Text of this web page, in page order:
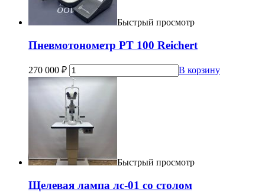
Быстрый просмотр
Пневмотонометр PT 100 Reichert
270 000 ₽ В корзину
Быстрый просмотр
Щелевая лампа лс-01 со столом